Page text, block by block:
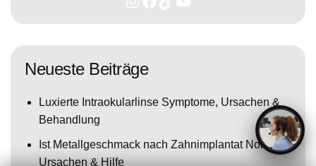
Neueste Beiträge
Luxierte Intraokularlinse Symptome, Ursachen &
Behandlung
Ist Metallgeschmack nach Zahnimplantat Normal?
Ursachen & Hilfe